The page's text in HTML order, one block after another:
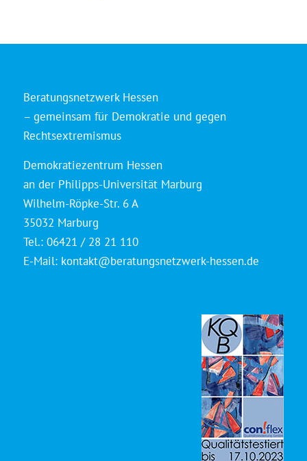
Beratungsnetzwerk Hessen
– gemeinsam für Demokratie und gegen
Rechtsextremismus
Demokratiezentrum Hessen
an der Philipps-Universität Marburg
Wilhelm-Röpke-Str. 6 A
35032 Marburg
Tel.: 06421 / 28 21 110
E-Mail: kontakt@beratungsnetzwerk-hessen.de